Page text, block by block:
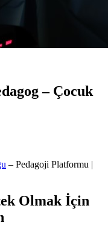
– Çocuk
– Pedagoji Platformu |
Olmak İçin